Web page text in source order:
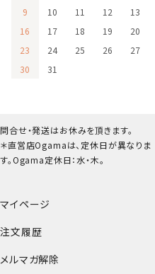
マイページ
注文履歴
メルマガ解除
9
10 11 12 13
16
17 18 19 20
23
24 25 26 27
30
31
問合せ・発送はお休みを頂きます。
＊直営店Ogamaは、定休日が異なりま
す。Ogama定休日：水・木。